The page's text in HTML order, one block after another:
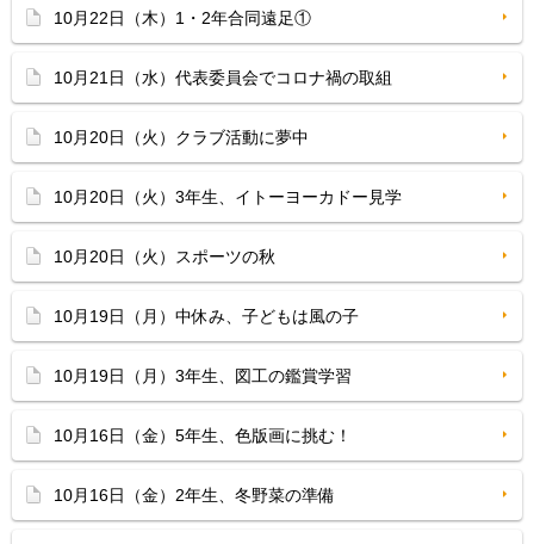
10月22日（木）1・2年合同遠足①
10月21日（水）代表委員会でコロナ禍の取組
10月20日（火）クラブ活動に夢中
10月20日（火）3年生、イトーヨーカドー見学
10月20日（火）スポーツの秋
10月19日（月）中休み、子どもは風の子
10月19日（月）3年生、図工の鑑賞学習
10月16日（金）5年生、色版画に挑む！
10月16日（金）2年生、冬野菜の準備